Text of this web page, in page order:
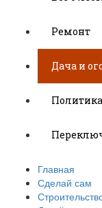
Ремонт
Дача и
Главная
Сделай сам